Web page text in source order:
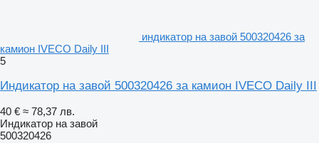
индикатор на завой 500320426 за
камион IVECO Daily III
5
Индикатор на завой 500320426 за камион IVECO Daily III
40 € ≈ 78,37 лв.
Индикатор на завой
500320426